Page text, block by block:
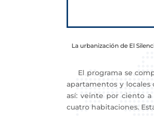
La urbanización de El
El programa se
apartamentos y locales
así: veinte por ciento
cuatro habitaciones.